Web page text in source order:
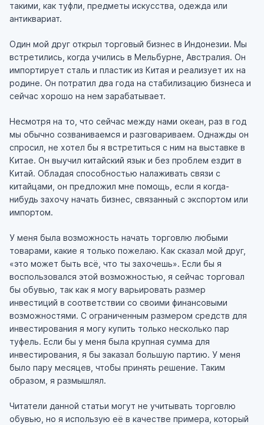
такими, как туфли, предметы искусства, одежда или
антиквариат.
Один мой друг открыл торговый бизнес в Индонезии. Мы
встретились, когда учились в Мельбурне, Австралия. Он
импортирует сталь и пластик из Китая и реализует их на
родине. Он потратил два года на стабилизацию бизнеса и
сейчас хорошо на нем зарабатывает.
Несмотря на то, что сейчас между нами океан, раз в год
мы обычно созваниваемся и разговариваем. Однажды он
спросил, не хотел бы я встретиться с ним на выставке в
Китае. Он выучил китайский язык и без проблем ездит в
Китай. Обладая способностью налаживать связи с
китайцами, он предложил мне помощь, если я когда-
нибудь захочу начать бизнес, связанный с экспортом или
импортом.
У меня была возможность начать торговлю любыми
товарами, какие я только пожелаю. Как сказал мой друг,
«это может быть всё, что ты захочешь». Если бы я
воспользовался этой возможностью, я сейчас торговал
бы обувью, так как я могу варьировать размер
инвестиций в соответствии со своими финансовыми
возможностями. С ограниченным размером средств для
инвестирования я могу купить только несколько пар
туфель. Если бы у меня была крупная сумма для
инвестирования, я бы заказал большую партию. У меня
было пару месяцев, чтобы принять решение. Таким
образом, я размышлял.
Читатели данной статьи могут не учитывать торговлю
обувью, но я использую её в качестве примера, который